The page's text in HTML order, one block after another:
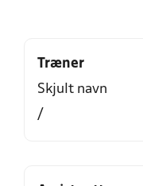
Træner
Skjult navn
/